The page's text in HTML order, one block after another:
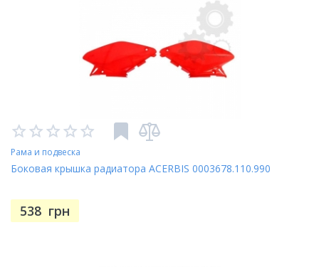
Рама и подвеска
Боковая крышка радиатора ACERBIS 0003678.110.990
538 грн